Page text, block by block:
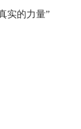
实的力量”